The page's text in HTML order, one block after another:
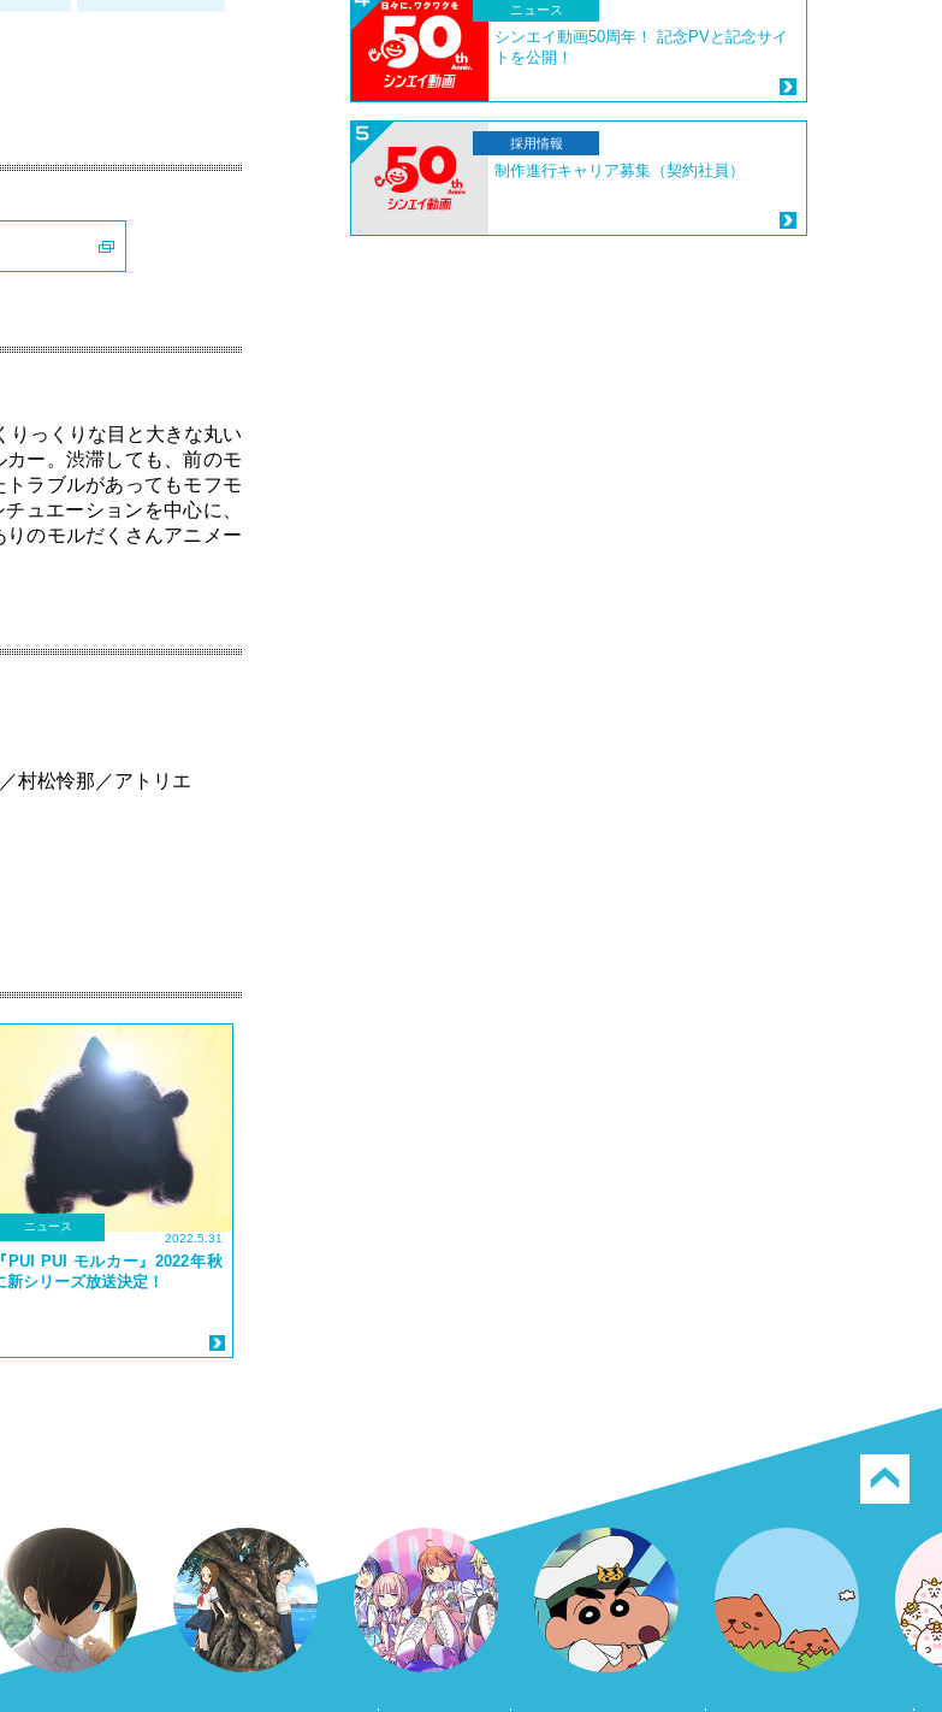
りっくりな目と大きな丸い
ー。渋滞しても、前のモ
ラブルがあってもモフモ
ュエーションを中心に、
のモルだくさんアニメー
村松怜那／アトリエ
ニュース
2022.5.31
『PUI PUI モルカー』2022年秋
新シリーズ放送決定！
ニュース
シンエイ動画50周年！ 記念PVと記念サイ
トを公開！
採用情報
制作進行キャリア募集（契約社員）